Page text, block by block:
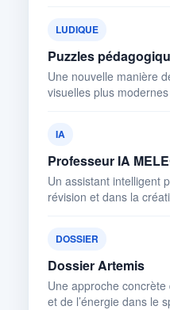
LUDIQUE
Puzzles
Une nouvelle manière
visuelles plus
IA
Professeur IA
Un assistant intelligent
révision et dans la
DOSSIER
Dossier Artemis
Une approche
et de l’énergie dans le